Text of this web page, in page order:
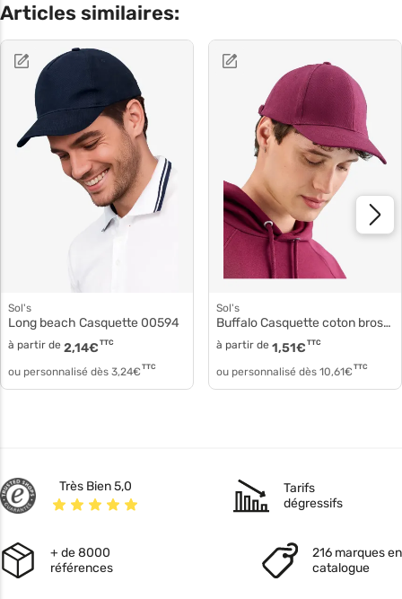
Articles similaires:
Sol's
Long beach Casquette 00594
à partir de 2,14€ TTC
ou personnalisé dès 3,24€ TTC
Sol's
Buffalo Casquette coton brossé épais 88100
à partir de 1,51€ TTC
ou personnalisé dès 10,61€ TTC
Très Bien 5,0
Tarifs
dégressifs
+ de 8000
références
216 marques en
catalogue